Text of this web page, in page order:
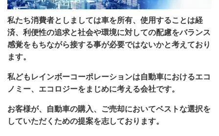
私たち消費者としましては車を所有、使用することは経
済、利便性の追求と社会や環境に対しての配慮をバランス
感覚をもちながら接する事が必要ではないかと考えており
ます。
私どもレインボーコーポレーションは自動車におけるエコ
ノミー、エコロジーをまじめに考える会社です。
お客様が、自動車の購入、ご売却においてベストな選択を
していただくための提案を志しております。